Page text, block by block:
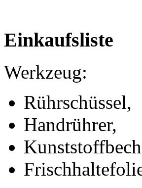
Einkaufsliste
Werkzeug:
Rührschüssel,
Handrührer,